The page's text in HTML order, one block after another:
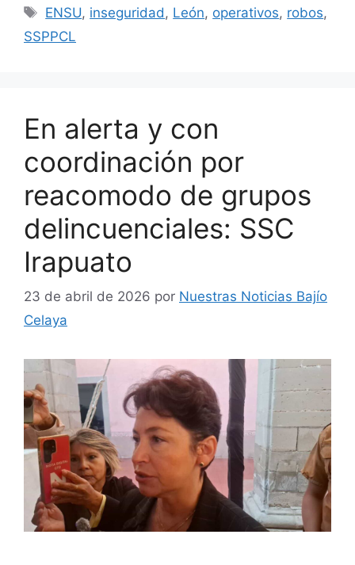
Etiquetas
ENSU, inseguridad , León, operativos, robos,
SSPPCL
En alerta y con
coordinación por
reacomodo de grupos
delincuenciales: SSC
Irapuato
23 de abril de 2026 por Nuestras Noticias Bajío
Celaya